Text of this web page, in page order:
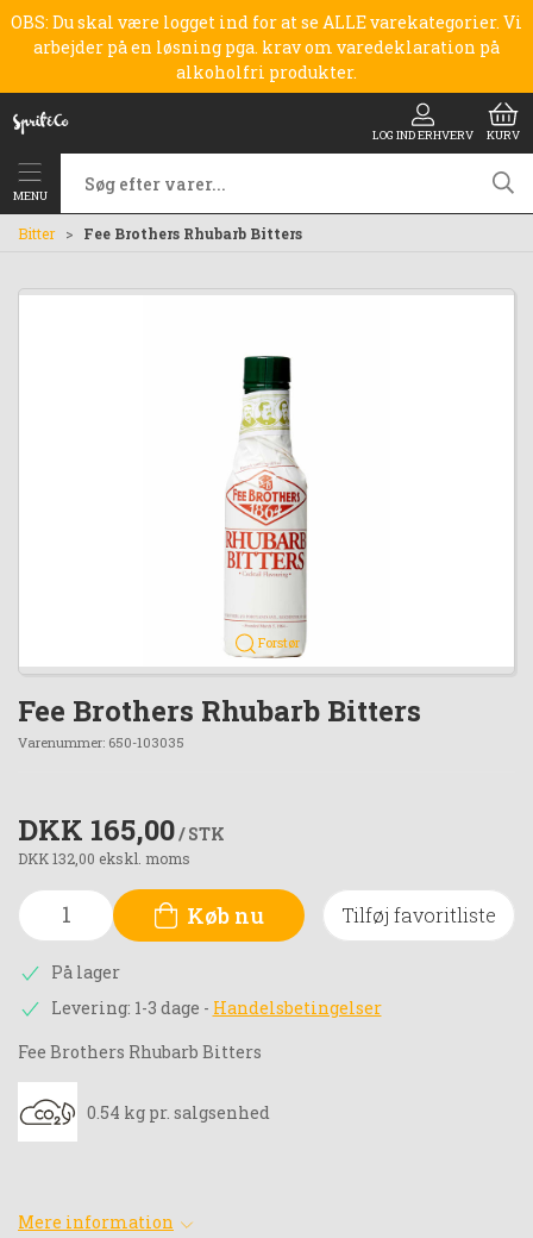
OBS: Du skal være logget ind for at se ALLE varekategorier. Vi
arbejder på en løsning pga. krav om varedeklaration på
alkoholfri produkter.
LOG IND ERHVERV KURV
MENU
Bitter Fee Brothers Rhubarb Bitters
Forstør
Fee Brothers Rhubarb Bitters
Varenummer: 650-103035
DKK 165,00/ STK
DKK 132,00 ekskl. moms
Køb nu Tilføj favoritliste
På lager
Levering: 1-3 dage - Handelsbetingelser
Fee Brothers Rhubarb Bitters
0.54 kg pr. salgsenhed
Mere information